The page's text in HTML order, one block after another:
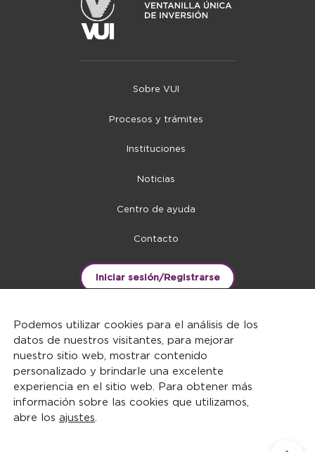
Sobre VUI
Procesos y trámites
Instituciones
Noticias
Centro de ayuda
Contacto
Iniciar sesión/Registrarse
DERECHOS RESERVADOS ©2026
Podemos utilizar cookies para el análisis de los
datos de nuestros visitantes, para mejorar
nuestro sitio web, mostrar contenido
personalizado y brindarle una excelente
experiencia en el sitio web. Para obtener más
información sobre las cookies que utilizamos,
abre los ajustes.